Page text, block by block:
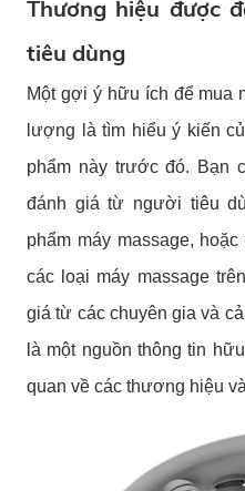
Thương hiệu được
tiêu dùng
Một gợi ý hữu ích để mua
lượng là tìm hiểu ý kiến
phẩm này trước đó. Bạn
đánh giá từ người tiêu
phẩm máy massage,
các loại máy massage
giá từ các chuyên gia và
là một nguồn thông tin
quan về các thương hiệu